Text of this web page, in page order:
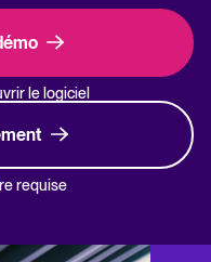
le logiciel
requise